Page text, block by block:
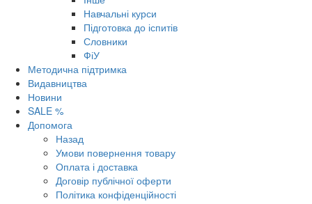
Навчальні курси
Підготовка до іспитів
Словники
ФіУ
Методична підтримка
Видавництва
Новини
SALE %
Допомога
Назад
Умови повернення товару
Оплата і доставка
Договір публічної оферти
Політика конфіденційності